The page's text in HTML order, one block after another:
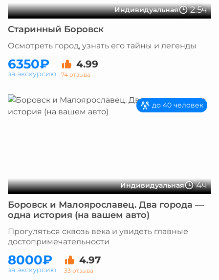
Индивидуальная 2.5ч
Старинный Боровск
Осмотреть город, узнать его тайны и легенды
6350₽ 4.99
74 отзыва
за экскурсию
Индивидуальная 4ч
до 40 человек
Боровск и Малоярославец. Два города —
одна история (на вашем авто)
Прогуляться сквозь века и увидеть главные
достопримечательности
8000₽ 4.97
33 отзыва
за экскурсию